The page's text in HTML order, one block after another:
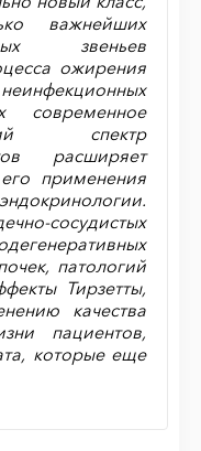
важнейших
звеньев
ожирения
современное
спектр
расширяет
применения
сосудистых
патологий
Тирзетты,
качества
пациентов,
которые еще